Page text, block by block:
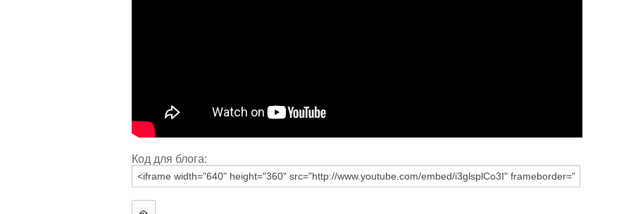
Код для блога: